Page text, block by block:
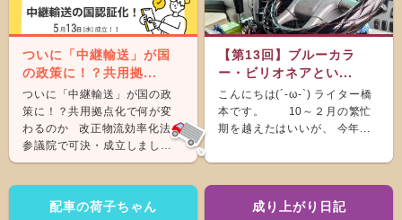
ついに「中継輸送」が国
の政策に！？共用拠...
ついに「中継輸送」が国の政
策に！？共用拠点化で何が変
わるのか 改正物流効率化法が
参議院で可決・成立しまし
た。 &nb...
【第13回】ブルーカラ
ー・ビリオネアとい...
こんにちは(´-ω-`) ライター橋
本です。 10～２月の繁忙
期を越えたはいいが、 今年...
配車の荷子ちゃん 成り上がり日記